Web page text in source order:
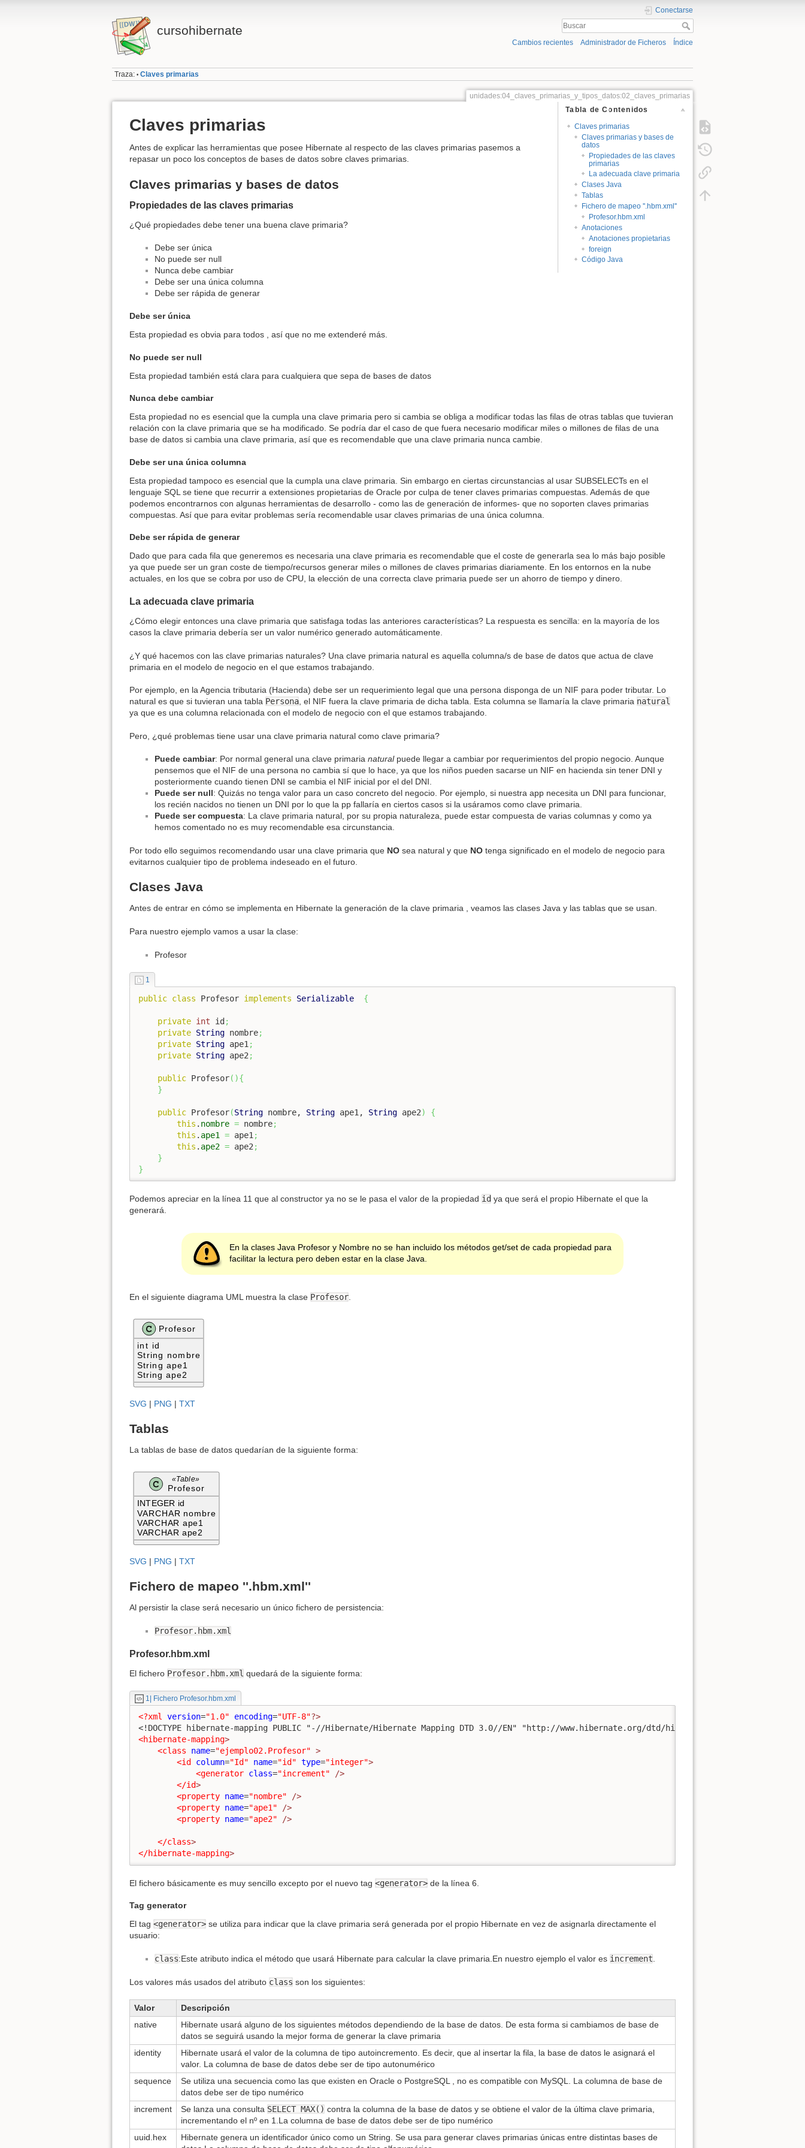
cursohibernate
Conectarse
Cambios recientes Administrador de Ficheros Índice
Traza: • Claves primarias
unidades:04_claves_primarias_y_tipos_datos:02_claves_primarias
Tabla de Contenidos
Claves primarias
Claves primarias y bases de
datos
Propiedades de las claves
primarias
La adecuada clave primaria
Clases Java
Tablas
Fichero de mapeo ''.hbm.xml''
Profesor.hbm.xml
Anotaciones
Anotaciones propietarias
foreign
Código Java
Claves primarias
Antes de explicar las herramientas que posee Hibernate al respecto de las claves primarias pasemos a
repasar un poco los conceptos de bases de datos sobre claves primarias.
Claves primarias y bases de datos
Propiedades de las claves primarias
¿Qué propiedades debe tener una buena clave primaria?
Debe ser única
No puede ser null
Nunca debe cambiar
Debe ser una única columna
Debe ser rápida de generar
Debe ser única
Esta propiedad es obvia para todos , así que no me extenderé más.
No puede ser null
Esta propiedad también está clara para cualquiera que sepa de bases de datos
Nunca debe cambiar
Esta propiedad no es esencial que la cumpla una clave primaria pero si cambia se obliga a modificar todas las filas de otras tablas que tuvieran
relación con la clave primaria que se ha modificado. Se podría dar el caso de que fuera necesario modificar miles o millones de filas de una
base de datos si cambia una clave primaria, así que es recomendable que una clave primaria nunca cambie.
Debe ser una única columna
Esta propiedad tampoco es esencial que la cumpla una clave primaria. Sin embargo en ciertas circunstancias al usar SUBSELECTs en el
lenguaje SQL se tiene que recurrir a extensiones propietarias de Oracle por culpa de tener claves primarias compuestas. Además de que
podemos encontrarnos con algunas herramientas de desarrollo - como las de generación de informes- que no soporten claves primarias
compuestas. Así que para evitar problemas sería recomendable usar claves primarias de una única columna.
Debe ser rápida de generar
Dado que para cada fila que generemos es necesaria una clave primaria es recomendable que el coste de generarla sea lo más bajo posible
ya que puede ser un gran coste de tiempo/recursos generar miles o millones de claves primarias diariamente. En los entornos en la nube
actuales, en los que se cobra por uso de CPU, la elección de una correcta clave primaria puede ser un ahorro de tiempo y dinero.
La adecuada clave primaria
¿Cómo elegir entonces una clave primaria que satisfaga todas las anteriores características? La respuesta es sencilla: en la mayoría de los
casos la clave primaria debería ser un valor numérico generado automáticamente.
¿Y qué hacemos con las clave primarias naturales? Una clave primaria natural es aquella columna/s de base de datos que actua de clave
primaria en el modelo de negocio en el que estamos trabajando.
Por ejemplo, en la Agencia tributaria (Hacienda) debe ser un requerimiento legal que una persona disponga de un NIF para poder tributar. Lo
natural es que si tuvieran una tabla Persona , el NIF fuera la clave primaria de dicha tabla. Esta columna se llamaría la clave primaria natural
ya que es una columna relacionada con el modelo de negocio con el que estamos trabajando.
Pero, ¿qué problemas tiene usar una clave primaria natural como clave primaria?
Puede cambiar: Por normal general una clave primaria naturalpuede llegar a cambiar por requerimientos del propio negocio. Aunque
pensemos que el NIF de una persona no cambia sí que lo hace, ya que los niños pueden sacarse un NIF en hacienda sin tener DNI y
posteriormente cuando tienen DNI se cambia el NIF inicial por el del DNI.
Puede ser null: Quizás no tenga valor para un caso concreto del negocio. Por ejemplo, si nuestra app necesita un DNI para funcionar,
los recién nacidos no tienen un DNI por lo que la pp fallaría en ciertos casos si la usáramos como clave primaria.
Puede ser compuesta: La clave primaria natural, por su propia naturaleza, puede estar compuesta de varias columnas y como ya
hemos comentado no es muy recomendable esa circunstancia.
Por todo ello seguimos recomendando usar una clave primaria que NO sea natural y que NO tenga significado en el modelo de negocio para
evitarnos cualquier tipo de problema indeseado en el futuro.
Clases Java
Antes de entrar en cómo se implementa en Hibernate la generación de la clave primaria , veamos las clases Java y las tablas que se usan.
Para nuestro ejemplo vamos a usar la clase:
Profesor
1
public class Profesor implements Serializable {
private int id ;
private String nombre;
private String ape1 ;
private String ape2 ;
public Profesor( ){
}
public Profesor(String nombre, String ape1, String ape2)
{
this . nombre = nombre;
this . ape1 = ape1 ;
this . ape2 = ape2 ;
}
}
Podemos apreciar en la línea 11 que al constructor ya no se le pasa el valor de la propiedad id ya que será el propio Hibernate el que la
generará.
En la clases Java Profesor y Nombre no se han incluido los métodos get/set de cada propiedad para
facilitar la lectura pero deben estar en la clase Java.
En el siguiente diagrama UML muestra la clase Profesor
Profesor
int id
String nombre
String ape1
String ape2
SVG | PNG | TXT
Tablas
La tablas de base de datos quedarían de la siguiente forma:
«Table»
Profesor
INTEGER id
VARCHAR nombre
VARCHAR ape1
VARCHAR ape2
SVG | PNG | TXT
Fichero de mapeo ''.hbm.xml''
Al persistir la clase será necesario un único fichero de persistencia:
Profesor.hbm.xml
Profesor.hbm.xml
El fichero Profesor.hbm.xml quedará de la siguiente forma:
1| Fichero Profesor.hbm.xml
<?xml version="1.0" encoding="UTF-8"?>
<!DOCTYPE hibernate-mapping PUBLIC "-//Hibernate/Hibernate Mapping DTD 3.0//EN" "http://www.hibernate.org/dtd/hibernate-mapping-3.0.dtd">
<hibernate-mapping>
<class
name="ejemplo02.Profesor" >
<id
column="Id" name="id" type="integer">
<generator class="increment"
/>
</id>
<property name="nombre"
/>
<property name="ape1"
/>
<property name="ape2" />
</class>
</hibernate-mapping>
El fichero básicamente es muy sencillo excepto por el nuevo tag <generator> de la línea 6.
Tag generator
El tag <generator> se utiliza para indicar que la clave primaria será generada por el propio Hibernate en vez de asignarla directamente el
usuario:
class:Este atributo indica el método que usará Hibernate para calcular la clave primaria.En nuestro ejemplo el valor es increment
Los valores más usados del atributo class son los siguientes:
Valor
Descripción
native
Hibernate usará alguno de los siguientes métodos dependiendo de la base de datos. De esta forma si cambiamos de base de
datos se seguirá usando la mejor forma de generar la clave primaria
identity
Hibernate usará el valor de la columna de tipo autoincremento. Es decir, que al insertar la fila, la base de datos le asignará el
valor. La columna de base de datos debe ser de tipo autonumérico
sequence
Se utiliza una secuencia como las que existen en Oracle o PostgreSQL , no es compatible con MySQL. La columna de base de
datos debe ser de tipo numérico
increment
Se lanza una consulta SELECT MAX() contra la columna de la base de datos y se obtiene el valor de la última clave primaria,
incrementando el nº en 1.La columna de base de datos debe ser de tipo numérico
uuid.hex
Hibernate genera un identificador único como un String. Se usa para generar claves primarias únicas entre distintas bases de